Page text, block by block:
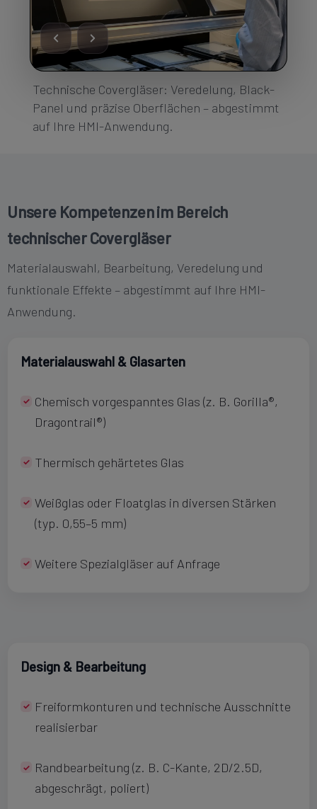
Technische Covergläser: Veredelung, Black-
Panel und präzise Oberflächen – abgestimmt
auf Ihre HMI-Anwendung.
Unsere Kompetenzen im Bereich
technischer Covergläser
Materialauswahl, Bearbeitung, Veredelung und
funktionale Effekte – abgestimmt auf Ihre HMI-
Anwendung.
Materialauswahl & Glasarten
Chemisch vorgespanntes Glas (z. B. Gorilla®,
Dragontrail®)
Thermisch gehärtetes Glas
Weißglas oder Floatglas in diversen Stärken
(typ. 0,55–5 mm)
Weitere Spezialgläser auf Anfrage
Design & Bearbeitung
Freiformkonturen und technische Ausschnitte
realisierbar
Randbearbeitung (z. B. C-Kante, 2D/2.5D,
abgeschrägt, poliert)